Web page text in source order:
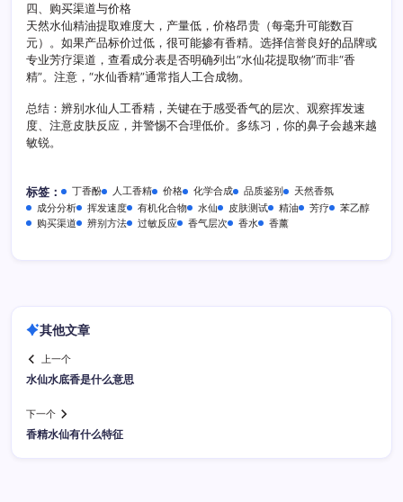
四、购买渠道与价格
天然水仙精油提取难度大，产量低，价格昂贵（每毫升可能数百
元）。如果产品标价过低，很可能掺有香精。选择信誉良好的品牌或
专业芳疗渠道，查看成分表是否明确列出“水仙花提取物”而非“香
精”。注意，“水仙香精”通常指人工合成物。
总结：辨别水仙人工香精，关键在于感受香气的层次、观察挥发速
度、注意皮肤反应，并警惕不合理低价。多练习，你的鼻子会越来越
敏锐。
标签： 丁香酚 人工香精 价格 化学合成 品质鉴别
天然香氛
成分分析
挥发速度 有机化合物 水仙 皮肤测试 精油 芳疗
苯乙醇
购买渠道
辨别方法 过敏反应 香气层次 香水 香薰
其他文章
上一个
水仙水底香是什么意思
下一个
香精水仙有什么特征